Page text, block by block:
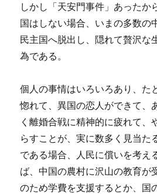
しかし「天安門事件」あったか
国はしない場合、いまの多数の
民主国へ脱出し、隠れて贅沢な
為である。
個人の事情はいろいろあり、た
惚れて、異国の恋人ができて、
く離婚合戦に精神的に疲れて、
らすことが、実に数多く見当た
である場合、人民に償いを考え
ば、中国の農村に沢山の教育が
のため学費を支援するとか、国